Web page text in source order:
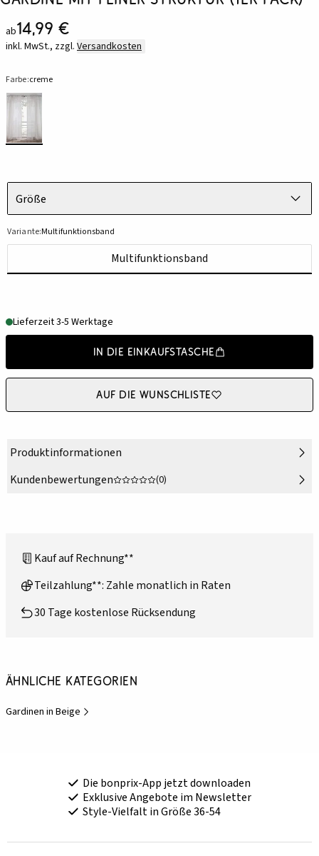
ab14,99 €
inkl. MwSt., zzgl. Versandkosten
Farbe:creme
Größe
Variante:Multifunktionsband
Multifunktionsband
Lieferzeit 3-5 Werktage
In die Einkaufstasche
Auf die Wunschliste
Produktinformationen
Kundenbewertungen
(0)
Kauf auf Rechnung**
Teilzahlung**: Zahle monatlich in Raten
30 Tage kostenlose Rücksendung
Ähnliche Kategorien
Gardinen in Beige
Die bonprix-App jetzt downloaden
Exklusive Angebote im Newsletter
Style-Vielfalt in Größe 36-54